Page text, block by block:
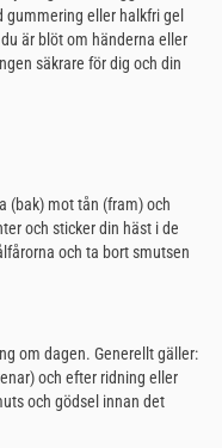
eller halkfri gel
är blöt om händerna eller
säkrare för dig och din
(bak) mot tån (fram) och
och sticker din häst i de
och ta bort smutsen
om dagen. Generellt gäller:
och efter ridning eller
och gödsel innan det